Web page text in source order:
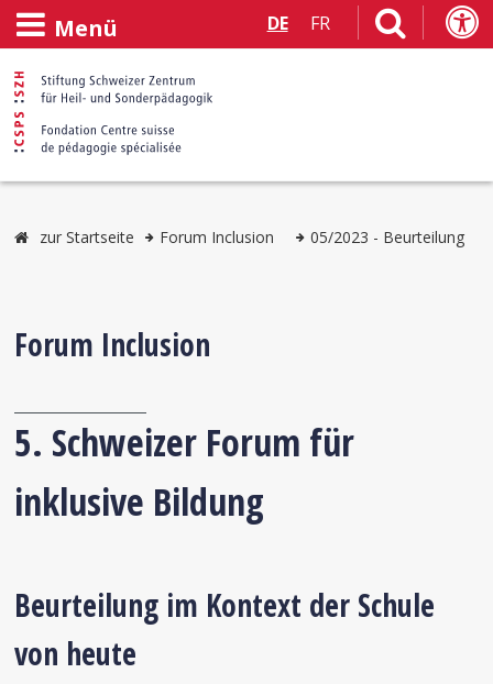
Menü DE FR
zur Startseite Forum Inclusion 05/2023 - Beurteilung
Forum Inclusion
5. Schweizer Forum für
inklusive Bildung
Beurteilung im Kontext der Schule
von heute